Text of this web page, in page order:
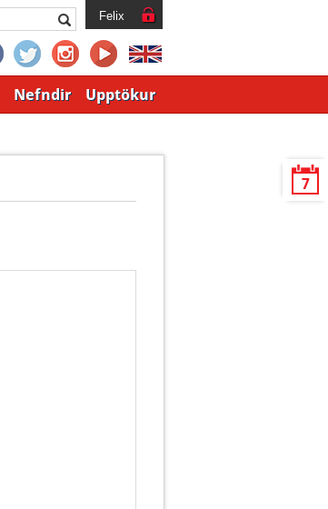
Felix
Nefndir Upptökur
7